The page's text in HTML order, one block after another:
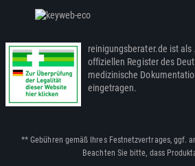
reinigungsberater.de ist
offiziellen Register des
medizinische
eingetragen.
** Gebühren gemäß Ihres Festnetzvertrages, ggf.
Beachten Sie bitte, dass